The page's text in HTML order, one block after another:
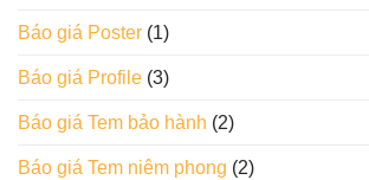
Báo giá Poster (1)
Báo giá Profile (3)
Báo giá Tem bảo hành (2)
Báo giá Tem niêm phong (2)